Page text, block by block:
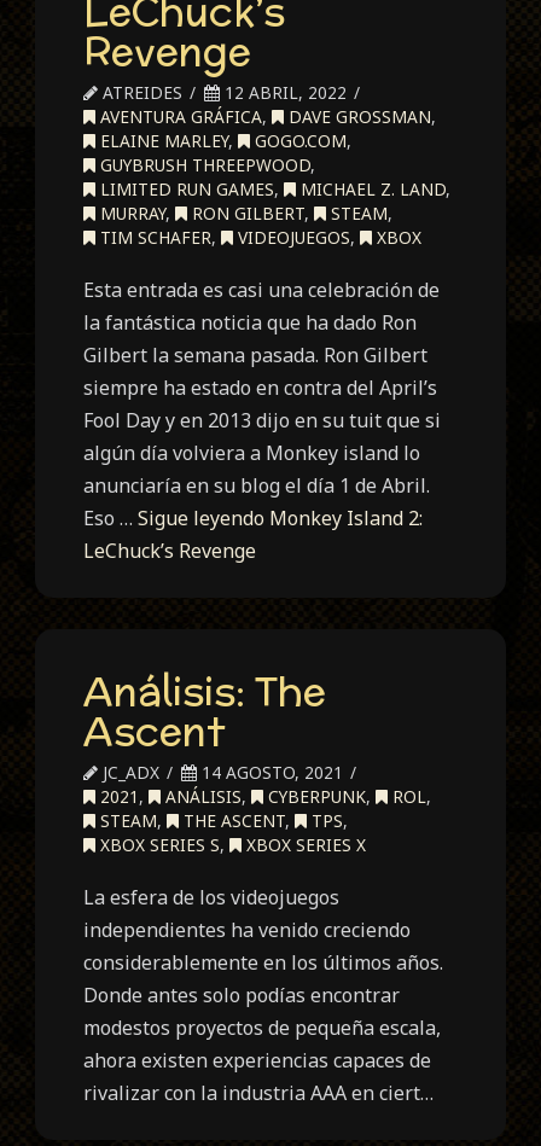
LeChuck’s
Revenge
ATREIDES
12 ABRIL, 2022
AVENTURA GRÁFICA, DAVE GROSSMAN,
ELAINE MARLEY, GOGO.COM,
GUYBRUSH THREEPWOOD,
LIMITED RUN GAMES, MICHAEL Z. LAND,
MURRAY, RON GILBERT, STEAM,
TIM SCHAFER, VIDEOJUEGOS, XBOX
Esta entrada es casi una celebración de
la fantástica noticia que ha dado Ron
Gilbert la semana pasada. Ron Gilbert
siempre ha estado en contra del April’s
Fool Day y en 2013 dijo en su tuit que si
algún día volviera a Monkey island lo
anunciaría en su blog el día 1 de Abril.
Eso …Sigue leyendo Monkey Island 2:
LeChuck’s Revenge
Análisis: The
Ascent
JC_ADX
14 AGOSTO, 2021
2021 , ANÁLISIS, CYBERPUNK, ROL,
STEAM, THE ASCENT, TPS,
XBOX SERIES S, XBOX SERIES X
La esfera de los videojuegos
independientes ha venido creciendo
considerablemente en los últimos años.
Donde antes solo podías encontrar
modestos proyectos de pequeña escala,
ahora existen experiencias capaces de
rivalizar con la industria AAA en ciert…